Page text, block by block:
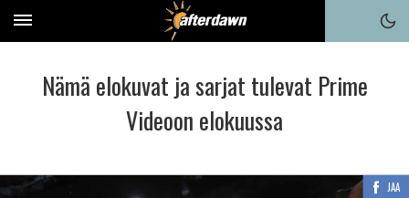
Nämä elokuvat ja sarjat tulevat Prime
Videoon elokuussa
JAA